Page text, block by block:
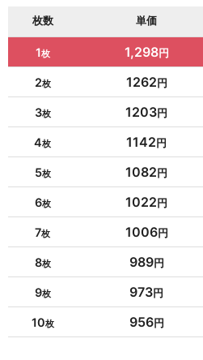
枚数 単価
1 1,298
2 1262
3 1203
4 1142
5 1082
6 1022
7 1006
8 989
9 973
10 956